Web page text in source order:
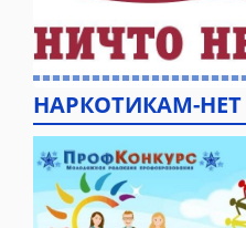
НАРКОТИКАМ-НЕТ